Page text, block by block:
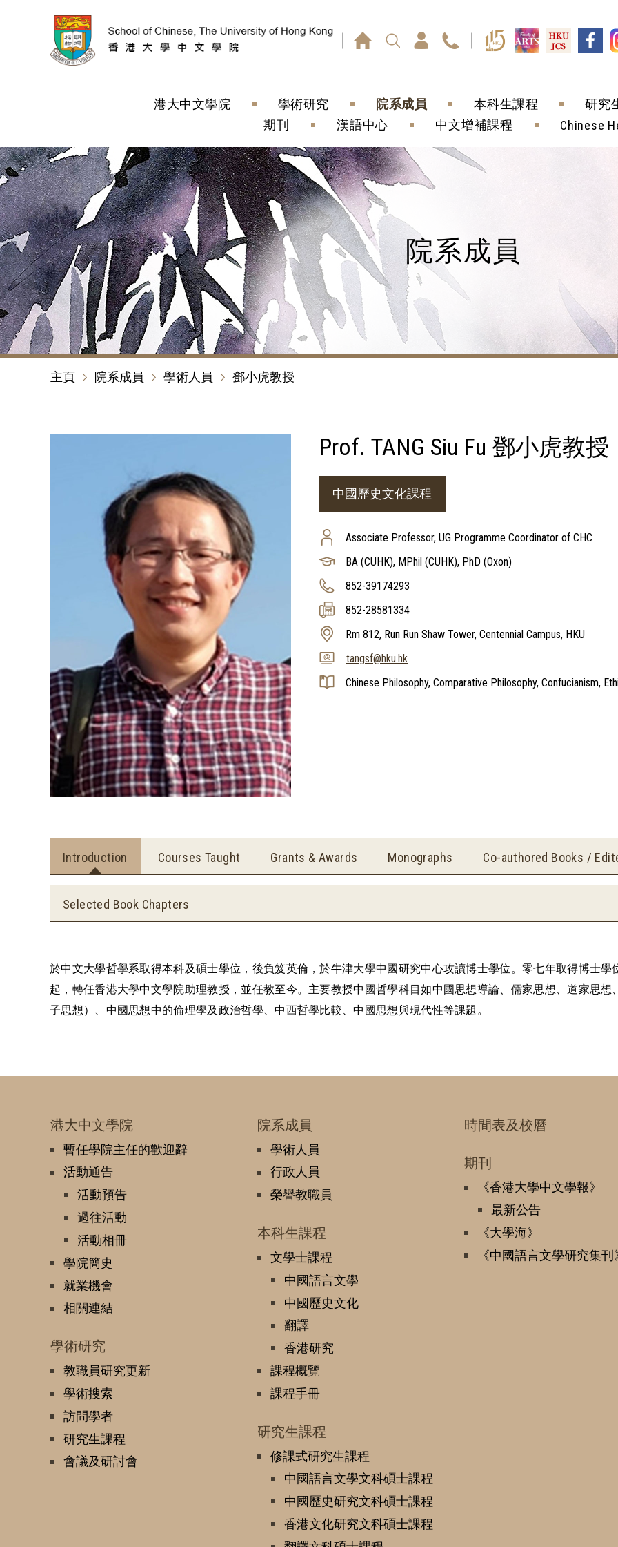
港大中文學院 學術研究 院系成員 本科生課程
研究
期刊
漢語中心 中文增補課程 Chinese
院系成員
主頁 院系成員 學術人員 鄧小虎教授
Prof. TANG Siu Fu 鄧小虎教授
中國歷史文化課程
Associate Professor, UG Programme Coordinator of CHC
BA (CUHK), MPhil (CUHK), PhD (Oxon)
852-39174293
852-28581334
Rm 812, Run Run Shaw Tower, Centennial Campus, HKU
tangsf@hku.hk
Chinese Philosophy, Comparative Philosophy, Confucianism,
Introduction Courses Taught Grants & Awards Monographs Co-authored Books /
Selected Book Chapters
於中文大學哲學系取得本科及碩士學位，後負笈英倫，於牛津大學中國研究中心攻讀博士學位。零七年取得博士
起，轉任香港大學中文學院助理教授，並任教至今。主要教授中國哲學科目如中國思想導論、儒家思想、道家思
子思想）、中國思想中的倫理學及政治哲學、中西哲學比較、中國思想與現代性等課題。
港大中文學院
暫任學院主任的歡迎辭
活動通告
活動預告
過往活動
活動相冊
學院簡史
就業機會
相關連結
學術研究
教職員研究更新
學術搜索
訪問學者
研究生課程
會議及研討會
院系成員
學術人員
行政人員
榮譽教職員
本科生課程
文學士課程
中國語言文學
中國歷史文化
翻譯
香港研究
課程概覽
課程手冊
研究生課程
修課式研究生課程
中國語言文學文科碩士課程
中國歷史研究文科碩士課程
香港文化研究文科碩士課程
時間表及校曆
期刊
《香港大學中文學報》
最新公告
《大學海》
《中國語言文學研究集刊